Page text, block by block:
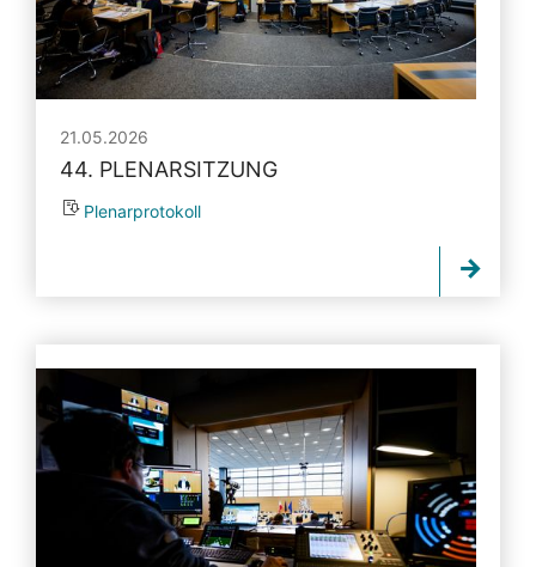
21.05.2026
44. PLENARSITZUNG
Plenarprotokoll